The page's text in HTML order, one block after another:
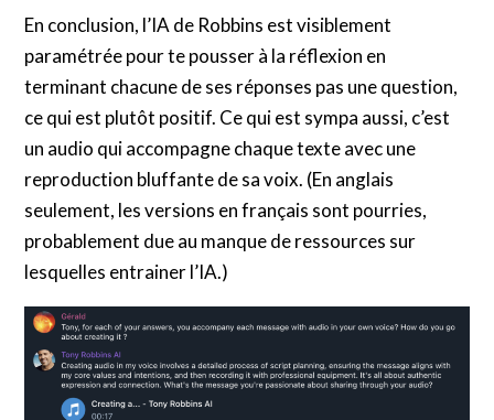
En conclusion, l’IA de Robbins est visiblement
paramétrée pour te pousser à la réflexion en
terminant chacune de ses réponses pas une question,
ce qui est plutôt positif. Ce qui est sympa aussi, c’est
un audio qui accompagne chaque texte avec une
reproduction bluffante de sa voix. (En anglais
seulement, les versions en français sont pourries,
probablement due au manque de ressources sur
lesquelles entrainer l’IA.)